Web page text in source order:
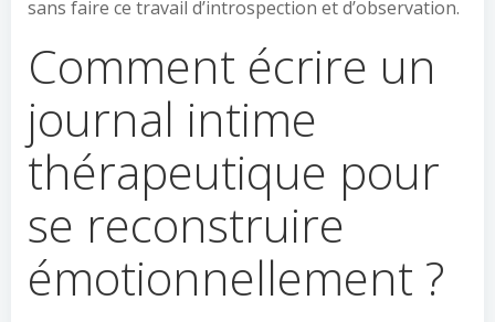
sans faire ce travail d’introspection et d’observation.
Comment écrire un
journal intime
thérapeutique pour
se reconstruire
émotionnellement ?